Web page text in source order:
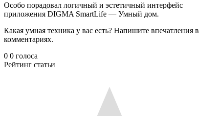
Особо порадовал логичный и эстетичный интерфейс
приложения DIGMA SmartLife — Умный дом.
Какая умная техника у вас есть? Напишите впечатления в
комментариях.
0 0 голоса
Рейтинг статьи